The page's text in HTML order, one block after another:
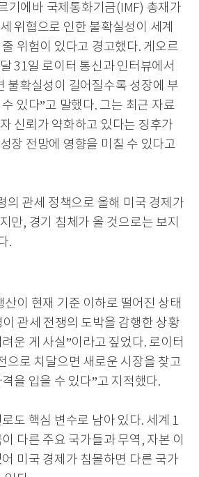
기에바 국제통화기금(IMF) 총재가
위협으로 인한 불확실성이 세계
위험이 있다고 경고했다. 게오르
31일 로이터 통신과 인터뷰에서
불확실성이 길어질수록 성장에 부
있다”고 말했다. 그는 최근 자료
신뢰가 약화하고 있다는 징후가
장 전망에 영향을 미칠 수 있다고
의 관세 정책으로 올해 미국 경제가
만, 경기 침체가 올 것으로는 보지
.
산이 현재 기준 이하로 떨어진 상태
관세 전쟁의 도박을 감행한 상황
운 게 사실”이라고 짚었다. 로이터
으로 치달으면 새로운 시장을 찾고
을 입을 수 있다”고 지적했다.
도 핵심 변수로 남아 있다. 세계 1
다른 주요 국가들과 무역, 자본 이
미국 경제가 침몰하면 다른 국가